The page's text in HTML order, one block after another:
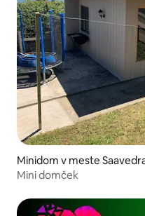
Minidom v meste
Mini domček